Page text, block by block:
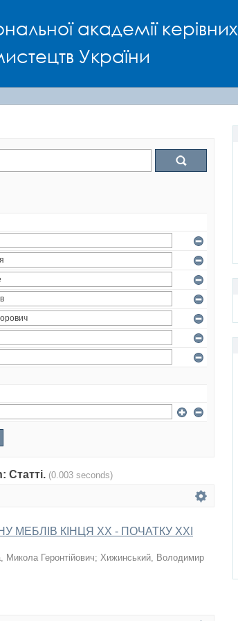
академії керівних
України
Статті. (0.003 seconds)
МЕБЛІВ КІНЦЯ XX - ПОЧАТКУ XXI
Микола Геронтійович; Хижинський, Володимир